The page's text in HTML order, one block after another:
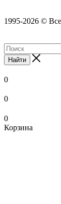
1995-2026 ©
Найти
0
0
0
Корзина